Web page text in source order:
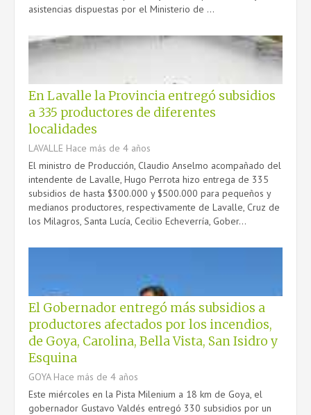
asistencias dispuestas por el Ministerio de ...
En Lavalle la Provincia entregó subsidios
a 335 productores de diferentes
localidades
LAVALLE Hace más de 4 años
El ministro de Producción, Claudio Anselmo acompañado del
intendente de Lavalle, Hugo Perrota hizo entrega de 335
subsidios de hasta $300.000 y $500.000 para pequeños y
medianos productores, respectivamente de Lavalle, Cruz de
los Milagros, Santa Lucía, Cecilio Echeverría, Gober...
El Gobernador entregó más subsidios a
productores afectados por los incendios,
de Goya, Carolina, Bella Vista, San Isidro y
Esquina
GOYA Hace más de 4 años
Este miércoles en la Pista Milenium a 18 km de Goya, el
gobernador Gustavo Valdés entregó 330 subsidios por un